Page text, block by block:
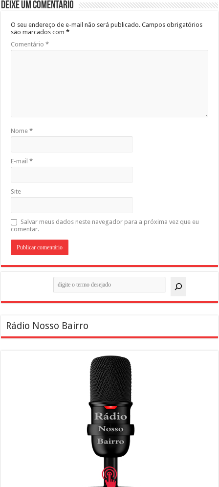
Deixe um comentário
O seu endereço de e-mail não será publicado. Campos obrigatórios
são marcados com*
Comentário*
Nome*
E-mail*
Site
Salvar meus dados neste navegador para a próxima vez que eu
comentar.
Rádio Nosso Bairro